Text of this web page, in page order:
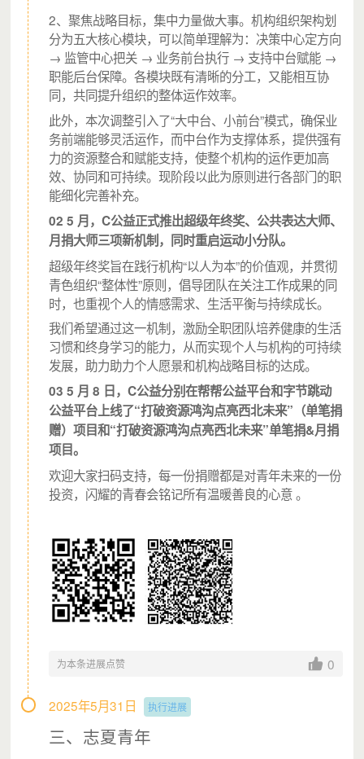
宁宁有了底气
（宁宁参与的 2019 年第二期沙鸣Talks，主题：洞察VUCA时代下的新生
力量）
沙鸣Talks是 C公益职场青年项目之一。职场青年项目邀请
宁夏本地、外地嘉宾，为宁夏地区的青年传递新知，拓阔
视野，丰富宁夏青年文化生活。
截至 2021.6.5，我们共举办：
3 场沙鸣Talks类TED剧院式演讲，邀请 17 位行业前
沿代表，为 1700 位宁夏本地青年传递新知。
11 场沙鸣Explore小型分享交流沙龙，有 601 位宁
夏本地青年互相交流、分享认知。
2、聚焦战略目标，集中力量做大事。机构组织架构划
分为五大核心模块，可以简单理解为：决策中心定方向
→ 监管中心把关 → 业务前台执行 → 支持中台赋能 →
职能后台保障。各模块既有清晰的分工，又能相互协
同，共同提升组织的整体运作效率。
此外，本次调整引入了“大中台、小前台”模式，确保业
务前端能够灵活运作，而中台作为支撑体系，提供强有
力的资源整合和赋能支持，使整个机构的运作更加高
效、协同和可持续。现阶段以此为原则进行各部门的职
能细化完善补充。
02 5 月， C公益正式推出超级年终奖、公共表达大师、
月捐大师三项新机制，同时重启运动小分队。
超级年终奖旨在践行机构“以人为本”的价值观，并贯彻
青色组织“整体性”原则，倡导团队在关注工作成果的同
时，也重视个人的情感需求、生活平衡与持续成长。
我们希望通过这一机制，激励全职团队培养健康的生活
习惯和终身学习的能力，从而实现个人与机构的可持续
发展，助力助力个人愿景和机构战略目标的达成。
03 5 月 8 日， C公益分别在帮帮公益平台和字节跳动
公益平台上线了“打破资源鸿沟点亮西北未来”（单笔捐
赠）项目和“打破资源鸿沟点亮西北未来”单笔捐&月捐
项目。
欢迎大家扫码支持，每一份捐赠都是对青年未来的一份
投资，闪耀的青春会铭记所有温暖善良的心意 。
为本条进展点赞 0
2025年5月31日 执行进展
三、志夏青年